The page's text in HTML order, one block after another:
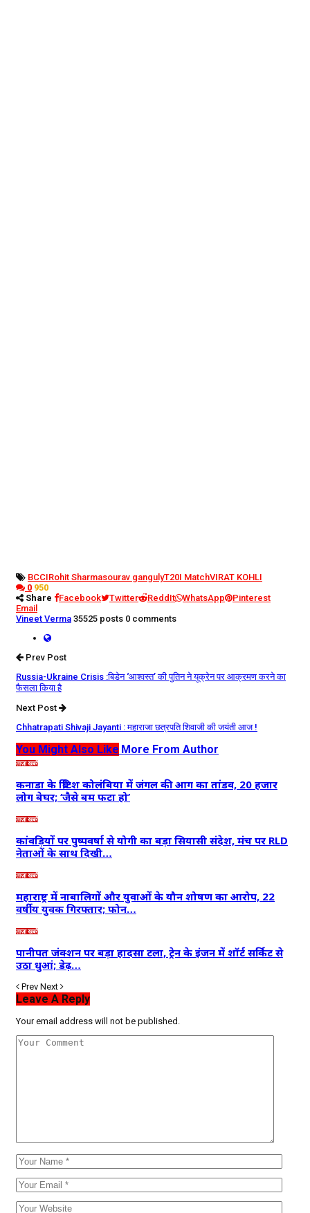
BCCIRohit Sharmasourav gangulyT20I MatchVIRAT KOHLI
0 950
Share
Facebook Twitter ReddIt WhatsApp
Pinterest
Email
Vineet Verma 35525 posts 0 comments
Prev Post
Russia-Ukraine Crisis :बिडेन ‘आश्वस्त’ की पुतिन ने यूक्रेन पर आक्रमण करने का
फैसला किया है
Next Post
Chhatrapati Shivaji Jayanti : महाराजा छत्रपति शिवाजी की जयंती आज !
You Might Also Like More From Author
ताज़ा खबरें
कनाडा के ब्रिटिश कोलंबिया में जंगल की आग का तांडव, 20 हजार
लोग बेघर; ‘जैसे बम फटा हो’
ताज़ा खबरें
कांवड़ियों पर पुष्पवर्षा से योगी का बड़ा सियासी संदेश, मंच पर RLD
नेताओं के साथ दिखी…
ताज़ा खबरें
महाराष्ट्र में नाबालिगों और युवाओं के यौन शोषण का आरोप, 22
वर्षीय युवक गिरफ्तार; फोन…
ताज़ा खबरें
पानीपत जंक्शन पर बड़ा हादसा टला, ट्रेन के इंजन में शॉर्ट सर्किट से
उठा धुआं; डेढ़…
Prev Next
Leave A Reply
Your email address will not be published.